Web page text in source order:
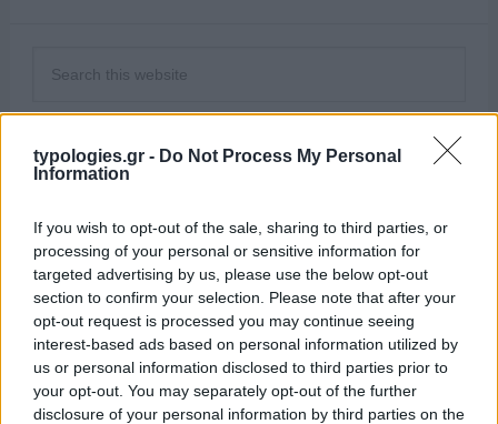
typologies.gr - Do Not Process My Personal
Information
If you wish to opt-out of the sale, sharing to third parties, or
processing of your personal or sensitive information for
targeted advertising by us, please use the below opt-out
section to confirm your selection. Please note that after your
opt-out request is processed you may continue seeing
interest-based ads based on personal information utilized by
us or personal information disclosed to third parties prior to
your opt-out. You may separately opt-out of the further
disclosure of your personal information by third parties on the